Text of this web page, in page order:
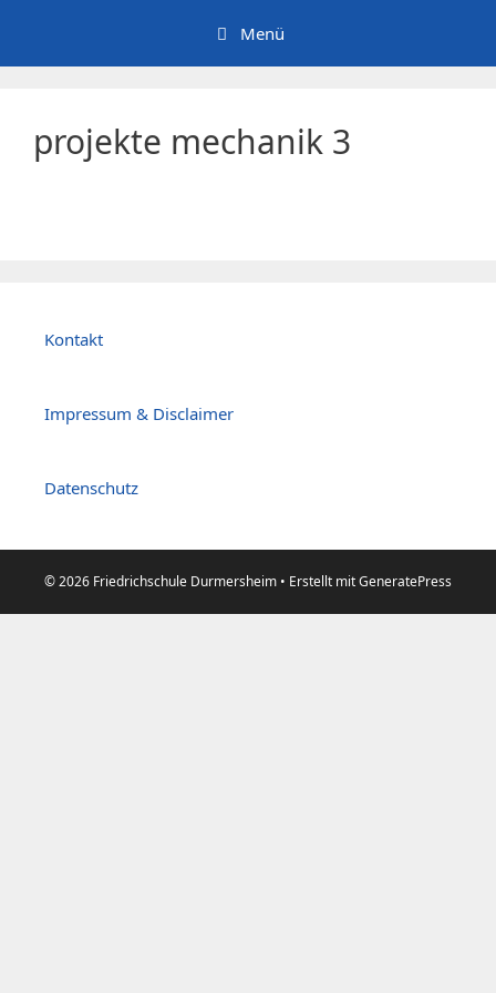
springen
Menü
projekte mechanik 3
Kontakt
Impressum & Disclaimer
Datenschutz
© 2026 Friedrichschule Durmersheim • Erstellt mitGeneratePress